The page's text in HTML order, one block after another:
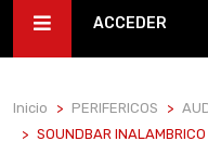
ACCEDER
Inicio PERIFERICOS
SOUNDBAR